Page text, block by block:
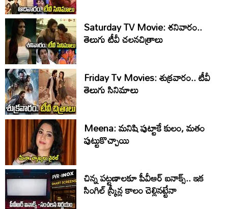
Saturday TV Movie: శ‌నివారం..
తెలుగు టీవీ చ‌ల‌న‌చిత్రాలు
Friday Tv Movies: శుక్ర‌వారం.. టీవీ
తెలుగు సినిమాలు
Meena: మనిషి పుట్టాకే కులం, మతం
పుట్టుకొచ్చాయి
చిన్న పట్టణాలకూ పీవీఆర్ ఐనాక్స్.. ఇక
సింగిల్ స్క్రీన్ల కాలం చెల్లినట్టేనా